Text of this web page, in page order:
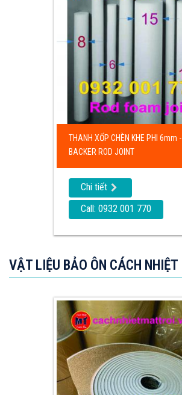
THANH XỐP CHÈN KHE PHI 6mm -
BACKER ROD JOINT
Chi tiết
Call: 0932 001 770
VẬT LIỆU BẢO ÔN CÁCH NHIỆT